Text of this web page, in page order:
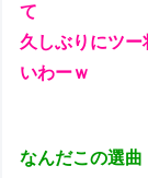
て
久しぶりにツ
いわーｗ
なんだこの選曲